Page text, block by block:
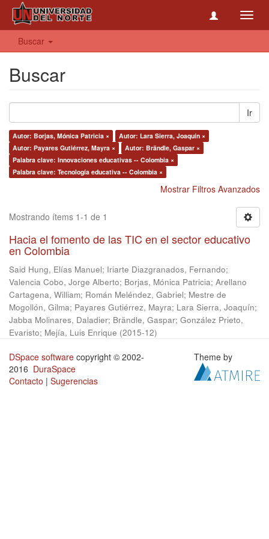
Buscar
Buscar
Ir
Autor: Borjas, Mónica Patricia ×
Autor: Lara Sierra, Joaquín ×
Autor: Payares Gutiérrez, Mayra ×
Autor: Brändle, Gaspar ×
Palabra clave: Innovaciones educativas -- Colombia ×
Palabra clave: Tecnología educativa -- Colombia ×
Mostrar Filtros Avanzados
Mostrando ítems 1-1 de 1
Hacia el fomento de las TIC en el sector educativo
en Colombia
Said Hung, Elías Manuel; Iriarte Diazgranados, Fernando;
Valencia Cobo, Jorge Alberto; Borjas, Mónica Patricia; Arellano
Cartagena, William; Román Meléndez, Gabriel; Mestre de
Mogollón, Gilma; Payares Gutiérrez, Mayra; Lara Sierra, Joaquín;
Jabba Molinares, Daladier; Brändle, Gaspar; González Prieto,
Evaristo; Mejía, Luis Enrique (2015-12)
DSpace software copyright © 2002-
2016 DuraSpace
Contacto | Sugerencias
Theme by